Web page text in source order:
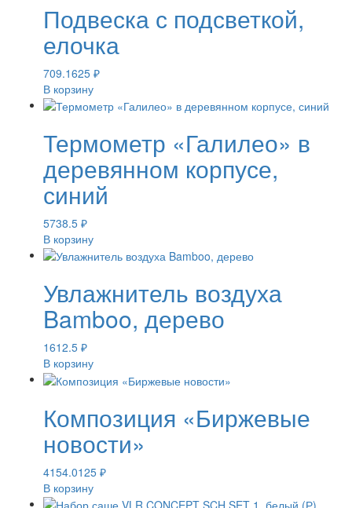
Подвеска с подсветкой,
елочка
709.1625 ₽
В корзину
Термометр «Галилео» в
деревянном корпусе,
синий
5738.5 ₽
В корзину
Увлажнитель воздуха
Bamboo, дерево
1612.5 ₽
В корзину
Композиция «Биржевые
новости»
4154.0125 ₽
В корзину